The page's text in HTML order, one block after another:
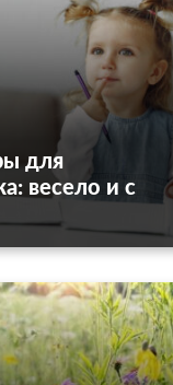
для
весело и с